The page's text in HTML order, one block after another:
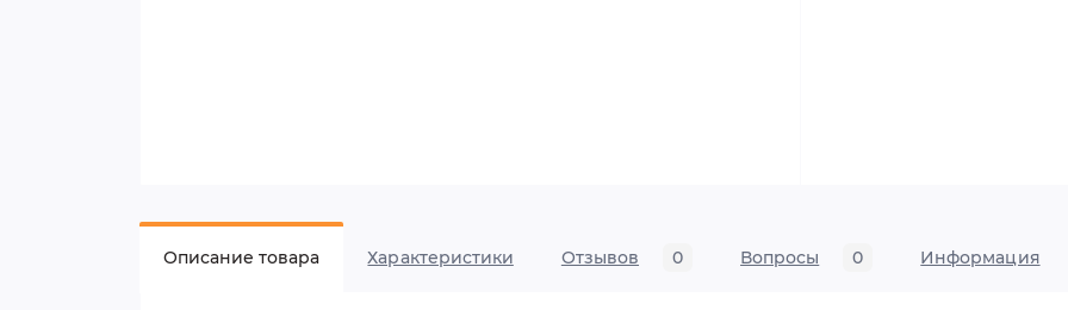
Описание товара Характеристики Отзывов 0 Вопросы 0 Информация